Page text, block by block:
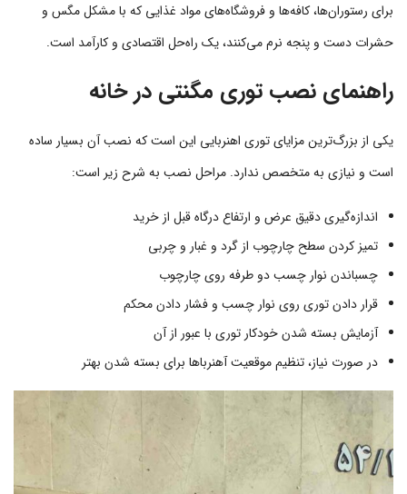
برای رستوران‌ها، کافه‌ها و فروشگاه‌های مواد غذایی که با مشکل مگس و
حشرات دست و پنجه نرم می‌کنند، یک راه‌حل اقتصادی و کارآمد است.
راهنمای نصب توری مگنتی در خانه
یکی از بزرگ‌ترین مزایای توری اهنربایی این است که نصب آن بسیار ساده
است و نیازی به متخصص ندارد. مراحل نصب به شرح زیر است:
اندازه‌گیری دقیق عرض و ارتفاع درگاه قبل از خرید
تمیز کردن سطح چارچوب از گرد و غبار و چربی
چسباندن نوار چسب دو طرفه روی چارچوب
قرار دادن توری روی نوار چسب و فشار دادن محکم
آزمایش بسته شدن خودکار توری با عبور از آن
در صورت نیاز، تنظیم موقعیت آهنرباها برای بسته شدن بهتر